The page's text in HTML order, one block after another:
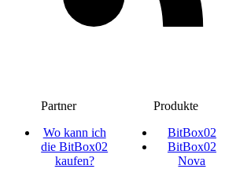
Partner
Wo kann ich
die BitBox02
kaufen?
Produkte
BitBox02
BitBox02
Nova